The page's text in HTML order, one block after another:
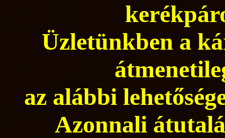
Üzletünkben a
az alábbi
Azonnali